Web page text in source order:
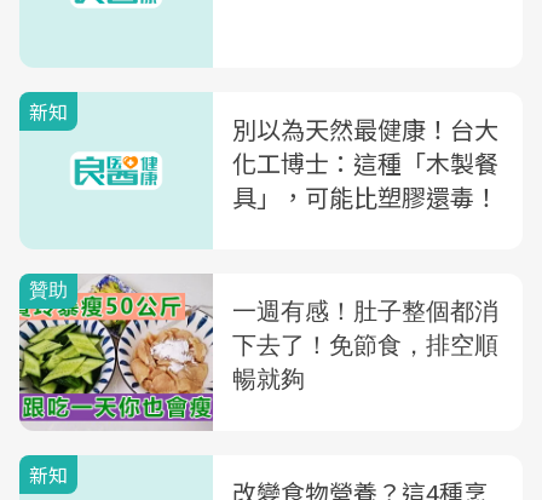
新知
別以為天然最健康！台大
化工博士：這種「木製餐
具」，可能比塑膠還毒！
新知 改變食物營養？這4種烹